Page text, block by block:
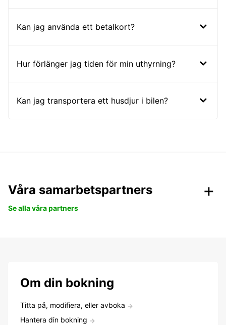
Kan jag använda ett betalkort?
Hur förlänger jag tiden för min uthyrning?
Kan jag transportera ett husdjur i bilen?
Våra samarbetspartners
Se alla våra partners
Om din bokning
Titta på, modifiera, eller avboka
Hantera din bokning